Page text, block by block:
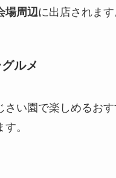
場周辺に出店されます
ルメ
い園で楽しめるおす
。